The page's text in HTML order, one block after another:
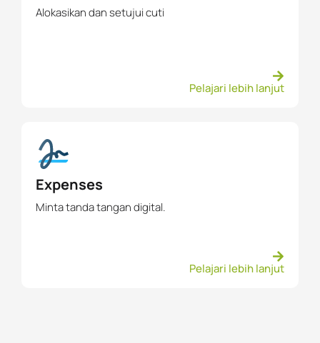
Alokasikan dan setujui cuti
Pelajari lebih lanjut
Expenses
Minta tanda tangan digital.
Pelajari lebih lanjut